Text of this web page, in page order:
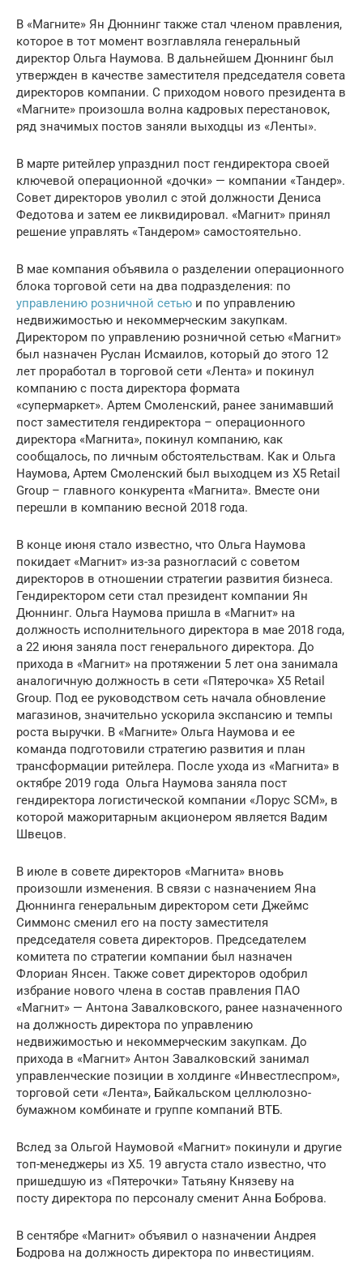
В «Магните» Ян Дюннинг также стал членом правления,
которое в тот момент возглавляла генеральный
директор Ольга Наумова. В дальнейшем Дюннинг был
утвержден в качестве заместителя председателя совета
директоров компании. С приходом нового президента в
«Магните» произошла волна кадровых перестановок,
ряд значимых постов заняли выходцы из «Ленты».
В марте ритейлер упразднил пост гендиректора своей
ключевой операционной «дочки» — компании «Тандер».
Совет директоров уволил с этой должности Дениса
Федотова и затем ее ликвидировал. «Магнит» принял
решение управлять «Тандером» самостоятельно.
В мае компания объявила о разделении операционного
блока торговой сети на два подразделения: по
управлению розничной сетью и по управлению
недвижимостью и некоммерческим закупкам.
Директором по управлению розничной сетью «Магнит»
был назначен Руслан Исмаилов, который до этого 12
лет проработал в торговой сети «Лента» и покинул
компанию с поста директора формата
«супермаркет». Артем Смоленский, ранее занимавший
пост заместителя гендиректора – операционного
директора «Магнита», покинул компанию, как
сообщалось, по личным обстоятельствам. Как и Ольга
Наумова, Артем Смоленский был выходцем из X5 Retail
Group – главного конкурента «Магнита». Вместе они
перешли в компанию весной 2018 года.
В конце июня стало известно, что Ольга Наумова
покидает «Магнит» из-за разногласий с советом
директоров в отношении стратегии развития бизнеса.
Гендиректором сети стал президент компании Ян
Дюннинг. Ольга Наумова пришла в «Магнит» на
должность исполнительного директора в мае 2018 года,
а 22 июня заняла пост генерального директора. До
прихода в «Магнит» на протяжении 5 лет она занимала
аналогичную должность в сети «Пятерочка» X5 Retail
Group. Под ее руководством сеть начала обновление
магазинов, значительно ускорила экспансию и темпы
роста выручки. В «Магните» Ольга Наумова и ее
команда подготовили стратегию развития и план
трансформации ритейлера. После ухода из «Магнита» в
октябре 2019 года Ольга Наумова заняла пост
гендиректора логистической компании «Лорус SCM», в
которой мажоритарным акционером является Вадим
Швецов.
В июле в совете директоров «Магнита» вновь
произошли изменения. В связи с назначением Яна
Дюннинга генеральным директором сети Джеймс
Симмонс сменил его на посту заместителя
председателя совета директоров. Председателем
комитета по стратегии компании был назначен
Флориан Янсен. Также совет директоров одобрил
избрание нового члена в состав правления ПАО
«Магнит» — Антона Завалковского, ранее назначенного
на должность директора по управлению
недвижимостью и некоммерческим закупкам. До
прихода в «Магнит» Антон Завалковский занимал
управленческие позиции в холдинге «Инвестлеспром»,
торговой сети «Лента», Байкальском целлюлозно-
бумажном комбинате и группе компаний ВТБ.
Вслед за Ольгой Наумовой «Магнит» покинули и другие
топ-менеджеры из X5. 19 августа стало известно, что
пришедшую из «Пятерочки» Татьяну Князеву на
посту директора по персоналу сменит Анна Боброва.
В сентябре «Магнит» объявил о назначении Андрея
Бодрова на должность директора по инвестициям.